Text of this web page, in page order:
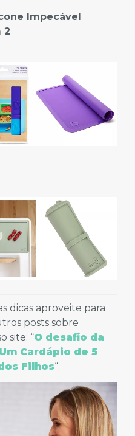
Impecável
2
dicas aproveite para
posts sobre
site: “O desafio da
Um Cardápio de 5
Filhos“.